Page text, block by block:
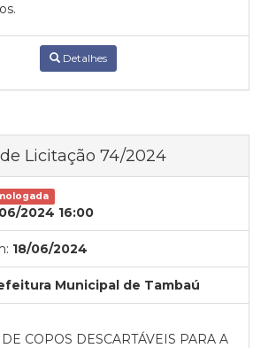
Detalhes
Licitação 74/2024
2024 16:00
18/06/2024
Municipal de Tambaú
COPOS DESCARTÁVEIS PARA A